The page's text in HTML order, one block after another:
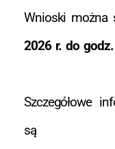
Wnioski można
2026 r. do
Szczegółowe
są